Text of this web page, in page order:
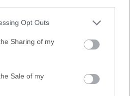
Opt Outs
Sharing of my
Sale of my
tu opinión!